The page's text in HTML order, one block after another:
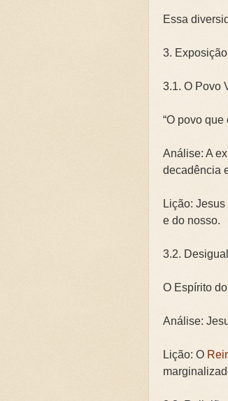
Essa
3.
3.1. O Povo
“O povo
Análise: A
decadência
Lição:
e do nosso.
3.2.
O Espírito
Análise:
Lição: O